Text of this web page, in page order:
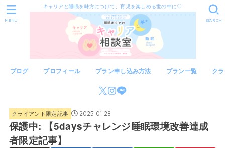
キャリアと睡眠を味方につけて、育児を楽しめる世の中に♡
ブログ プロフィール プラン申し込み方法 プラン一覧 ク
SEARCH
MENU
クライアント限定記事 2025.01.28
保護中: 【5daysチャレンジ睡眠環境改善達成
者限定記事】